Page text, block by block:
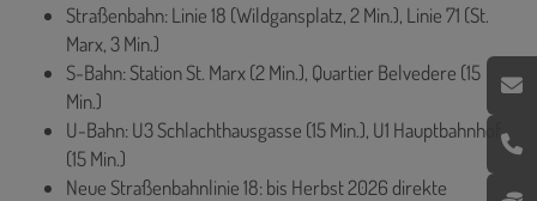
Straßenbahn: Linie 18 (Wildgansplatz, 2 Min.), Linie 71 (St.
Marx, 3 Min.)
S-Bahn: Station St. Marx (2 Min.), Quartier Belvedere (15
Min.)
U-Bahn: U3 Schlachthausgasse (15 Min.), U1 Hauptbahnhof
(15 Min.)
Neue Straßenbahnlinie 18: bis Herbst 2026 direkte